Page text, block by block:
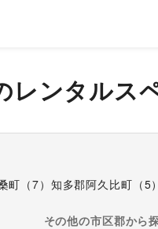
レンタルス
町 （7） 知多郡阿久比町 （5
その他の市区郡から